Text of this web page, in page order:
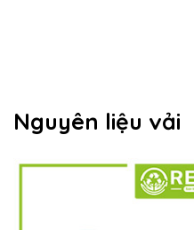
Nguyên liệu vải